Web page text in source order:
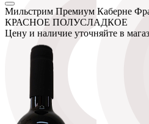
Мильстрим Премиум Каберне
КРАСНОЕ ПОЛУСЛАДКОЕ
Цену и наличие уточняйте в